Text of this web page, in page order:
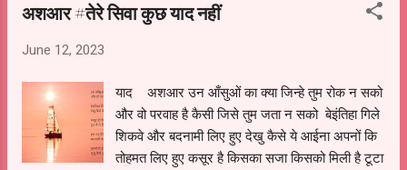
अशआर #तेरे सिवा कुछ याद नहीं
June 12, 2023
याद अशआर उन आँसुओं का क्या जिन्हे तुम रोक न सको
और वो परवाह है कैसी जिसे तुम जता न सको बेइंतिहा गिले
शिकवे और बदनामी लिए हुए देखु कैसे ये आईना अपनों कि
तोहमत लिए हुए कसूर है किसका सजा किसको मिली है टूटा